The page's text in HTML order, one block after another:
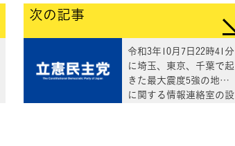
次の記事
令和3年10月7日22時41分
に埼玉、東京、千葉で起
きた最大震度5強の地震
に関する情報連絡室の設